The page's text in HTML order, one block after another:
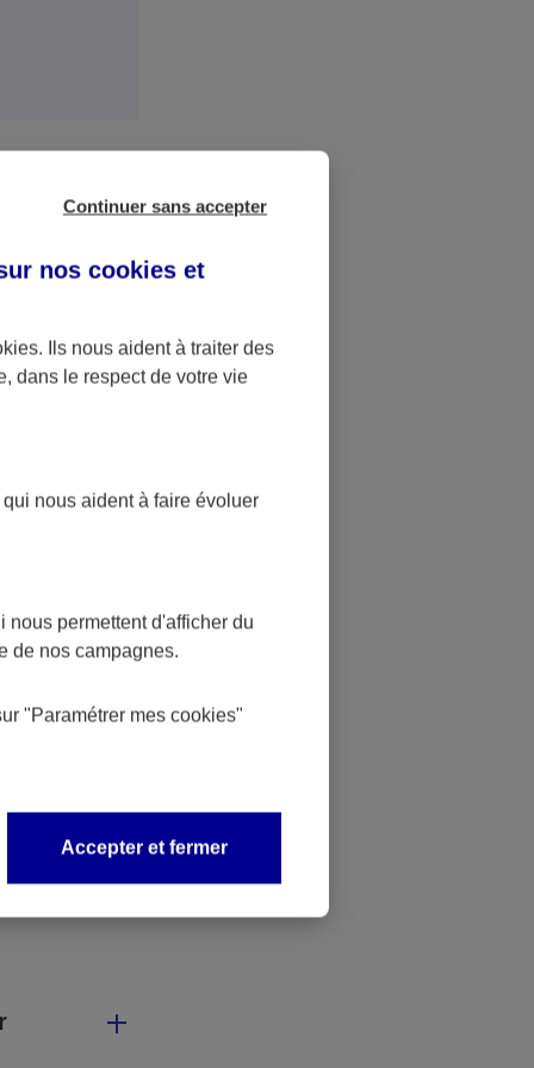
?
Espace
d’un
Continuer sans accepter
nos cookies et
. Ils nous aident à traiter des
dans le respect de votre vie
nous aident à faire évoluer
permettent d'afficher du
de nos campagnes.
"Paramétrer mes cookies"
Accepter et fermer